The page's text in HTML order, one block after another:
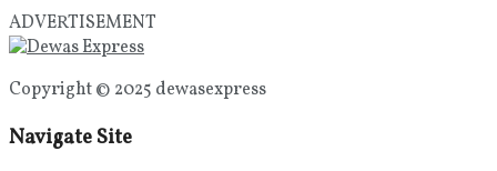
ADVERTISEMENT
Copyright © 2025 dewasexpress
Navigate Site